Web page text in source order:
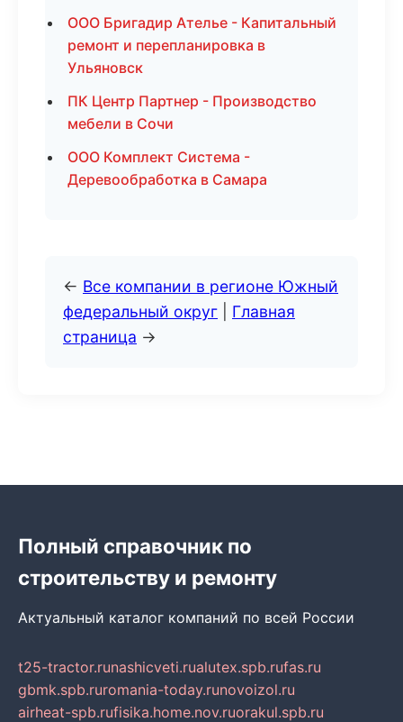
ООО Бригадир Ателье - Капитальный
ремонт и перепланировка в
Ульяновск
ПК Центр Партнер - Производство
мебели в Сочи
ООО Комплект Система -
Деревообработка в Самара
← Все компании в регионе Южный
федеральный округ
Главная
страница →
Полный справочник по
строительству и ремонту
Актуальный каталог компаний по всей России
t25-tractor.runashicveti.rualutex.spb.rufas.ru
gbmk.spb.ruromania-today.runovoizol.ru
airheat-spb.rufisika.home.nov.ruorakul.spb.ru